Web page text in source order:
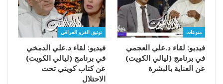
منوعات
فيديو: لقاء د.علي العجمي
في برنامج (ليالي الكويت)
عن العناية بالبشرة
توثيق الغزو العراقي
فيديو: لقاء د.علي الدمخي
في برنامج (ليالي الكويت)
عن كتاب كويتي تحت
الاحتلال